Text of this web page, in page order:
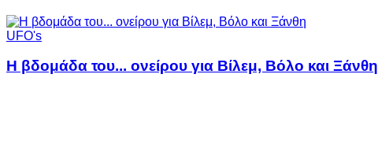
UFO's
Η βδομάδα του... ονείρου για Βίλεμ, Βόλο και Ξάνθη